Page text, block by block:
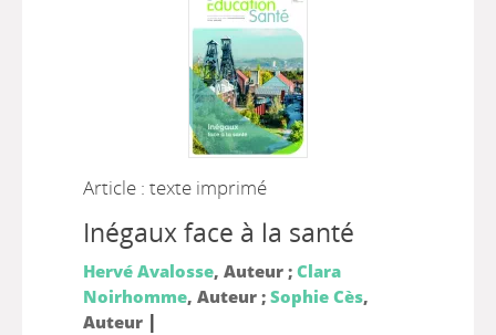
Article : texte imprimé
Inégaux face à la santé
Hervé Avalosse, Auteur ; Clara
Noirhomme, Auteur ; Sophie Cès,
Auteur |